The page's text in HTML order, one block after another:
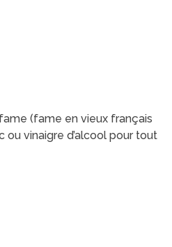
(fame en vieux français
ou vinaigre d’alcool pour tout